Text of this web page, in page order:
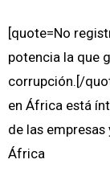
[quote=No
potencia la que
corrupción.[/
en África está
de las empresas
África